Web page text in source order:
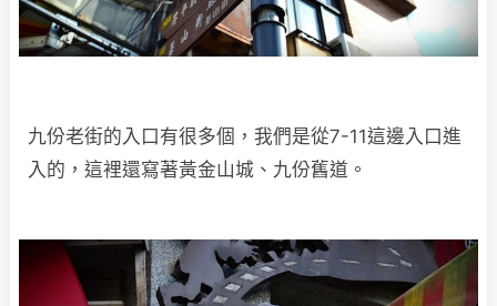
九份老街的入口有很多個，我們是從7-11這邊入口進
入的，這裡還寫著黃金山城、九份舊道。